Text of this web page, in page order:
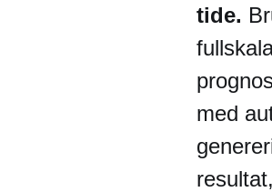
tide.
med
resultat,